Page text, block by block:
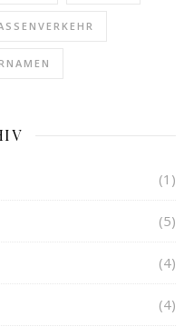
(1)
(5)
(4)
(4)